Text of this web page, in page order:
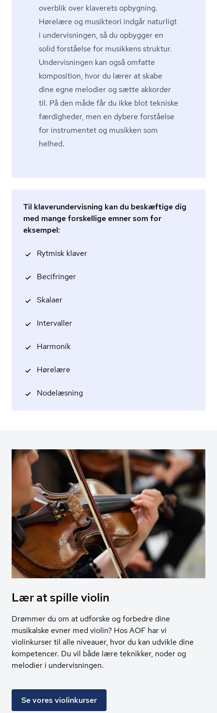
overblik over klaverets opbygning.
Hørelære og musikteori indgår naturligt
i undervisningen, så du opbygger en
solid forståelse for musikkens struktur.
Undervisningen kan også omfatte
komposition, hvor du lærer at skabe
dine egne melodier og sætte akkorder
til. På den måde får du ikke blot tekniske
færdigheder, men en dybere forståelse
for instrumentet og musikken som
helhed.
Til klaverundervisning kan du beskæftige dig
med mange forskellige emner som for
eksempel:
Rytmisk klaver
Becifringer
Skalaer
Intervaller
Harmonik
Hørelære
Nodelæsning
Lær at spille violin
Drømmer du om at udforske og forbedre dine
musikalske evner med violin? Hos AOF har vi
violinkurser til alle niveauer, hvor du kan udvikle dine
kompetencer. Du vil både lære teknikker, noder og
melodier i undervisningen.
Se vores violinkurser